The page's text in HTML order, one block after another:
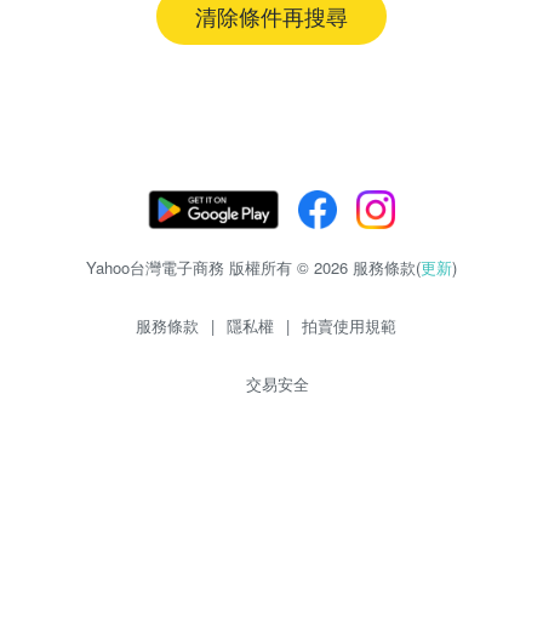
清除條件再搜尋
Yahoo台灣電子商務 版權所有 © 2026 服務條款(更新)
服務條款 | 隱私權 | 拍賣使用規範
交易安全